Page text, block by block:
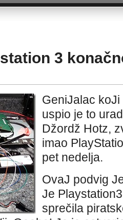
3
GeniJalac
uspio je to
Džordž Hotz,
imao
pet nedelja.
OvaJ podvig
Je
sprečila